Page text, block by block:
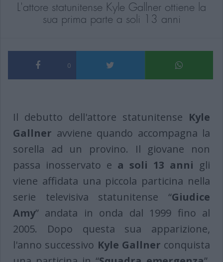
L'attore statunitense Kyle Gallner ottiene la
sua prima parte a soli 13 anni
0
Il debutto dell'attore statunitense Kyle
Gallner avviene quando accompagna la
sorella ad un provino. Il giovane non
passa inosservato e a soli 13 anni gli
viene affidata una piccola particina nella
serie televisiva statunitense “Giudice
Amy” andata in onda dal 1999 fino al
2005. Dopo questa sua apparizione,
l'anno successivo Kyle Gallner conquista